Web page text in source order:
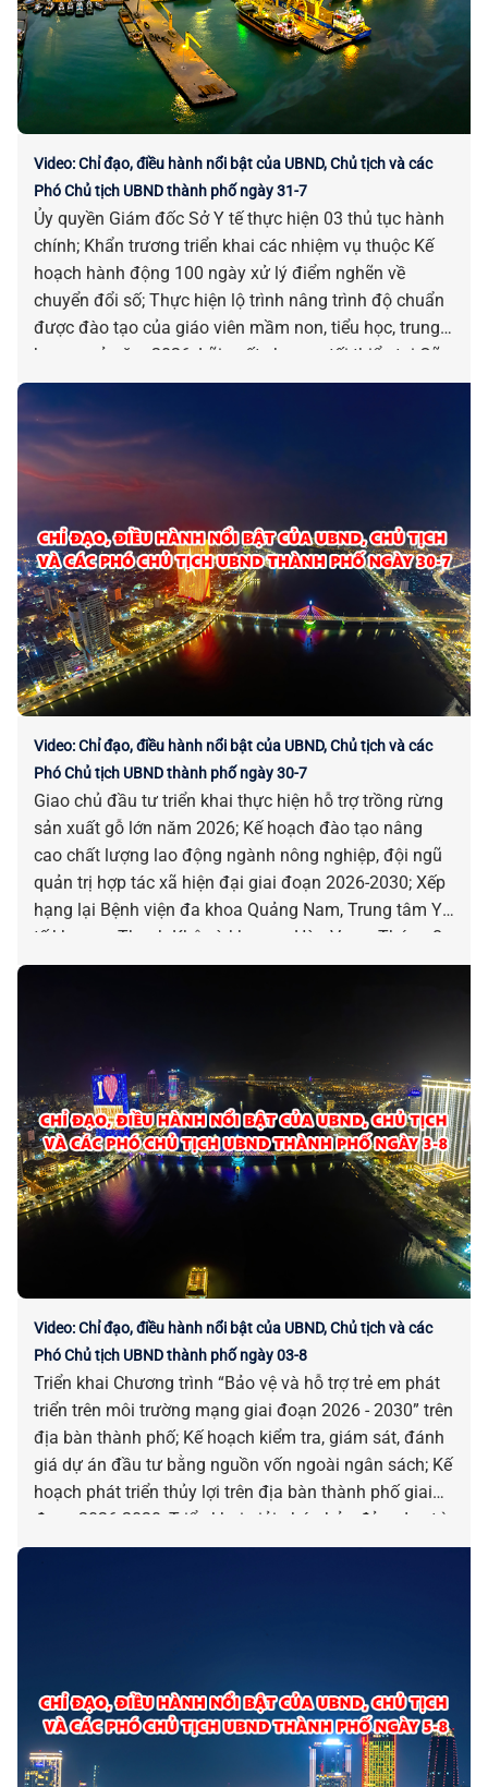
Video: Chỉ đạo, điều hành nổi bật của UBND, Chủ tịch và các
Phó Chủ tịch UBND thành phố ngày 31-7
Ủy quyền Giám đốc Sở Y tế thực hiện 03 thủ tục hành
chính; Khẩn trương triển khai các nhiệm vụ thuộc Kế
hoạch hành động 100 ngày xử lý điểm nghẽn về
chuyển đổi số; Thực hiện lộ trình nâng trình độ chuẩn
được đào tạo của giáo viên mầm non, tiểu học, trung
học cơ sở năm 2026; Lãi suất cho vay tối thiểu tại Qũy
Đầu tư phát triển Đà Nẵng là 6,3%/năm; Triển khai
công tác truyền thông chính sách và phát ngôn, cung
cấp thông tin cho báo chí; Tăng cường hỗ trợ ngư dân
trong thực hiện các TTHC liên quan đến tàu cá và khai
thác thuỷ sản… là những chỉ đạo, điều hành nổi bật
của UBND, Chủ tịch và các Phó Chủ tịch UBND thành
phố ngày 31-7.
Video: Chỉ đạo, điều hành nổi bật của UBND, Chủ tịch và các
Phó Chủ tịch UBND thành phố ngày 30-7
Giao chủ đầu tư triển khai thực hiện hỗ trợ trồng rừng
sản xuất gỗ lớn năm 2026; Kế hoạch đào tạo nâng
cao chất lượng lao động ngành nông nghiệp, đội ngũ
quản trị hợp tác xã hiện đại giai đoạn 2026-2030; Xếp
hạng lại Bệnh viện đa khoa Quảng Nam, Trung tâm Y
tế khu vực Thanh Khê và khu vực Hòa Vang; Tháng 8-
2026: Triển khai Nghị quyết hỗ trợ bảo tồn, phát huy
thông dữ liệu khám sức khỏe và khám bệnh, chữa
bệnh; Ngày 03 đến 06-12: Lễ hội Đèn lồng quốc tế Hội
An 2026; Ngày 28-8 đến 02-9: Tuần lễ sáng tạo Hội An
2026… là những chỉ đạo, điều hành nổi bật của UBND,
Chủ tịch và các Phó Chủ tịch UBND thành phố ngày
30-7.
Video: Chỉ đạo, điều hành nổi bật của UBND, Chủ tịch và các
Phó Chủ tịch UBND thành phố ngày 03-8
Triển khai Chương trình “Bảo vệ và hỗ trợ trẻ em phát
triển trên môi trường mạng giai đoạn 2026 - 2030” trên
địa bàn thành phố; Kế hoạch kiểm tra, giám sát, đánh
giá dự án đầu tư bằng nguồn vốn ngoài ngân sách; Kế
hoạch phát triển thủy lợi trên địa bàn thành phố giai
đoạn 2026-2030; Triển khai giải pháp bảo đảm duy trì
kết nối giao thông giữa đất liền và xã Tân Hiệp; Phê
và các Phó Chủ tịch UBND thành phố ngày 03-8.